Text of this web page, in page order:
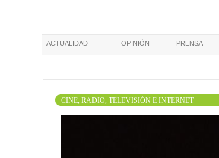
ACTUALIDAD OPINIÓN PRENSA
CINE, RADIO, TELEVISIÓN E INTERNET